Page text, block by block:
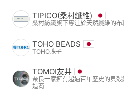
TIPICO(桑村纖維)
桑村紡織旗下專注於天然纖維的布
TOHO BEADS
TOHO珠子
TOMOI友井
奈良一家擁有超過百年歷史的貝殼
造商